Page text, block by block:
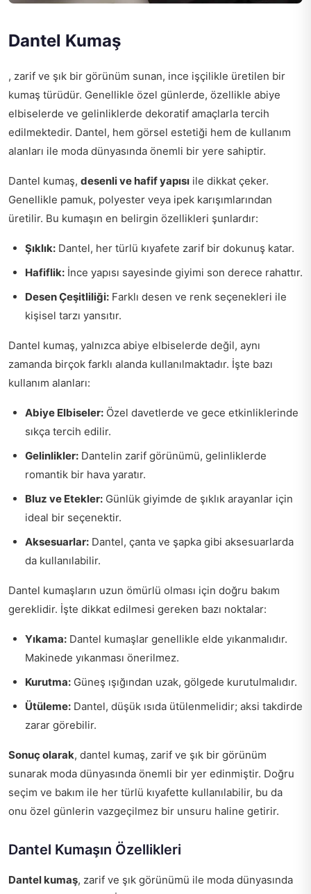
Dantel Kumaş
, zarif ve şık bir görünüm sunan, ince işçilikle üretilen bir
kumaş türüdür. Genellikle özel günlerde, özellikle abiye
elbiselerde ve gelinliklerde dekoratif amaçlarla tercih
edilmektedir. Dantel, hem görsel estetiği hem de kullanım
alanları ile moda dünyasında önemli bir yere sahiptir.
Dantel kumaş, desenli ve hafif yapısı ile dikkat çeker.
Genellikle pamuk, polyester veya ipek karışımlarından
üretilir. Bu kumaşın en belirgin özellikleri şunlardır:
Şıklık: Dantel, her türlü kıyafete zarif bir dokunuş katar.
Hafiflik: İnce yapısı sayesinde giyimi son derece rahattır.
Desen Çeşitliliği: Farklı desen ve renk seçenekleri ile
kişisel tarzı yansıtır.
Dantel kumaş, yalnızca abiye elbiselerde değil, aynı
zamanda birçok farklı alanda kullanılmaktadır. İşte bazı
kullanım alanları:
Abiye Elbiseler: Özel davetlerde ve gece etkinliklerinde
sıkça tercih edilir.
Gelinlikler: Dantelin zarif görünümü, gelinliklerde
romantik bir hava yaratır.
Bluz ve Etekler: Günlük giyimde de şıklık arayanlar için
ideal bir seçenektir.
Aksesuarlar: Dantel, çanta ve şapka gibi aksesuarlarda
da kullanılabilir.
Dantel kumaşların uzun ömürlü olması için doğru bakım
gereklidir. İşte dikkat edilmesi gereken bazı noktalar:
Yıkama: Dantel kumaşlar genellikle elde yıkanmalıdır.
Makinede yıkanması önerilmez.
Kurutma: Güneş ışığından uzak, gölgede kurutulmalıdır.
Ütüleme: Dantel, düşük ısıda ütülenmelidir; aksi takdirde
zarar görebilir.
Sonuç olarak, dantel kumaş, zarif ve şık bir görünüm
sunarak moda dünyasında önemli bir yer edinmiştir. Doğru
seçim ve bakım ile her türlü kıyafette kullanılabilir, bu da
onu özel günlerin vazgeçilmez bir unsuru haline getirir.
Dantel Kumaşın Özellikleri
Dantel kumaş, zarif ve şık görünümü ile moda dünyasında